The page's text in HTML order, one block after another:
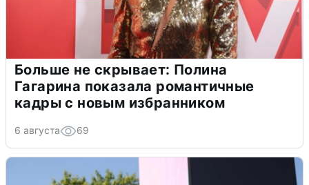
Больше не скрывает: Полина
Гагарина показала романтичные
кадры с новым избранником
6 августа 69